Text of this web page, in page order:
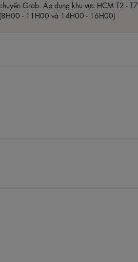
Grab. Áp dụng khu vực HCM T2 - T7
(8H00 - 11H00 và 14H00 - 16H00)